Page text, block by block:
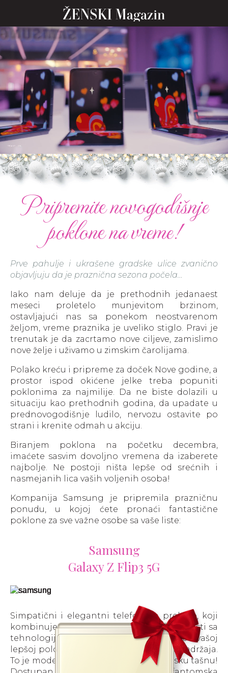
Pripremite novogodišnje
poklone na vreme!
Prve pahulje i ukrašene gradske ulice zvanično
objavljuju da je praznična sezona počela…
Iako nam deluje da je prethodnih jedanaest
meseci proletelo munjevitom brzinom,
ostavljajući nas sa ponekom neostvarenom
željom, vreme praznika je uveliko stiglo. Pravi je
trenutak je da zacrtamo nove ciljeve, zamislimo
nove želje i uživamo u zimskim čarolijama.
Polako kreću i pripreme za doček Nove godine, a
prostor ispod okićene jelke treba popuniti
poklonima za najmilije. Da ne biste dolazili u
situaciju kao prethodnih godina, da upadate u
prednovogodišnje ludilo, nervozu ostavite po
strani i krenite odmah u akciju.
Biranjem poklona na početku decembra,
imaćete sasvim dovoljno vremena da izaberete
najbolje. Ne postoji ništa lepše od srećnih i
nasmejanih lica vaših voljenih osoba!
Kompanija Samsung je pripremila prazničnu
ponudu, u kojoj ćete pronaći fantastične
poklone za sve važne osobe sa vaše liste:
Samsung
Galaxy Z Flip3 5G
Simpatični i elegantni telefon na preklop, koji
kombinuje ono što smo obožavali u prošlosti sa
tehnologijom sadašnjosti, omogućiće vašoj
lepšoj polovini da uživa u svim vrstama sadržaja.
To je model koji staje i u najmanju žensku tašnu!